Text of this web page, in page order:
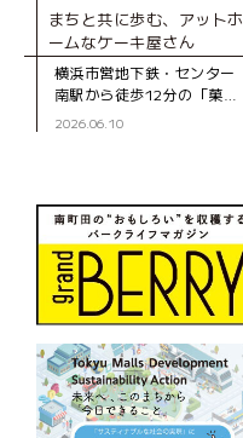
まちと共に歩む、アットホ
ームなケーキ屋さん
横浜市営地下鉄・センター
南駅から徒歩12分の「菓子
工房スグーリ」は、パティ
は、センター南駅
2026.06.10